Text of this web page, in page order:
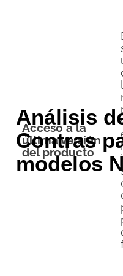
Análisis
Contras
modelos
Acceso a la
última versión
del producto